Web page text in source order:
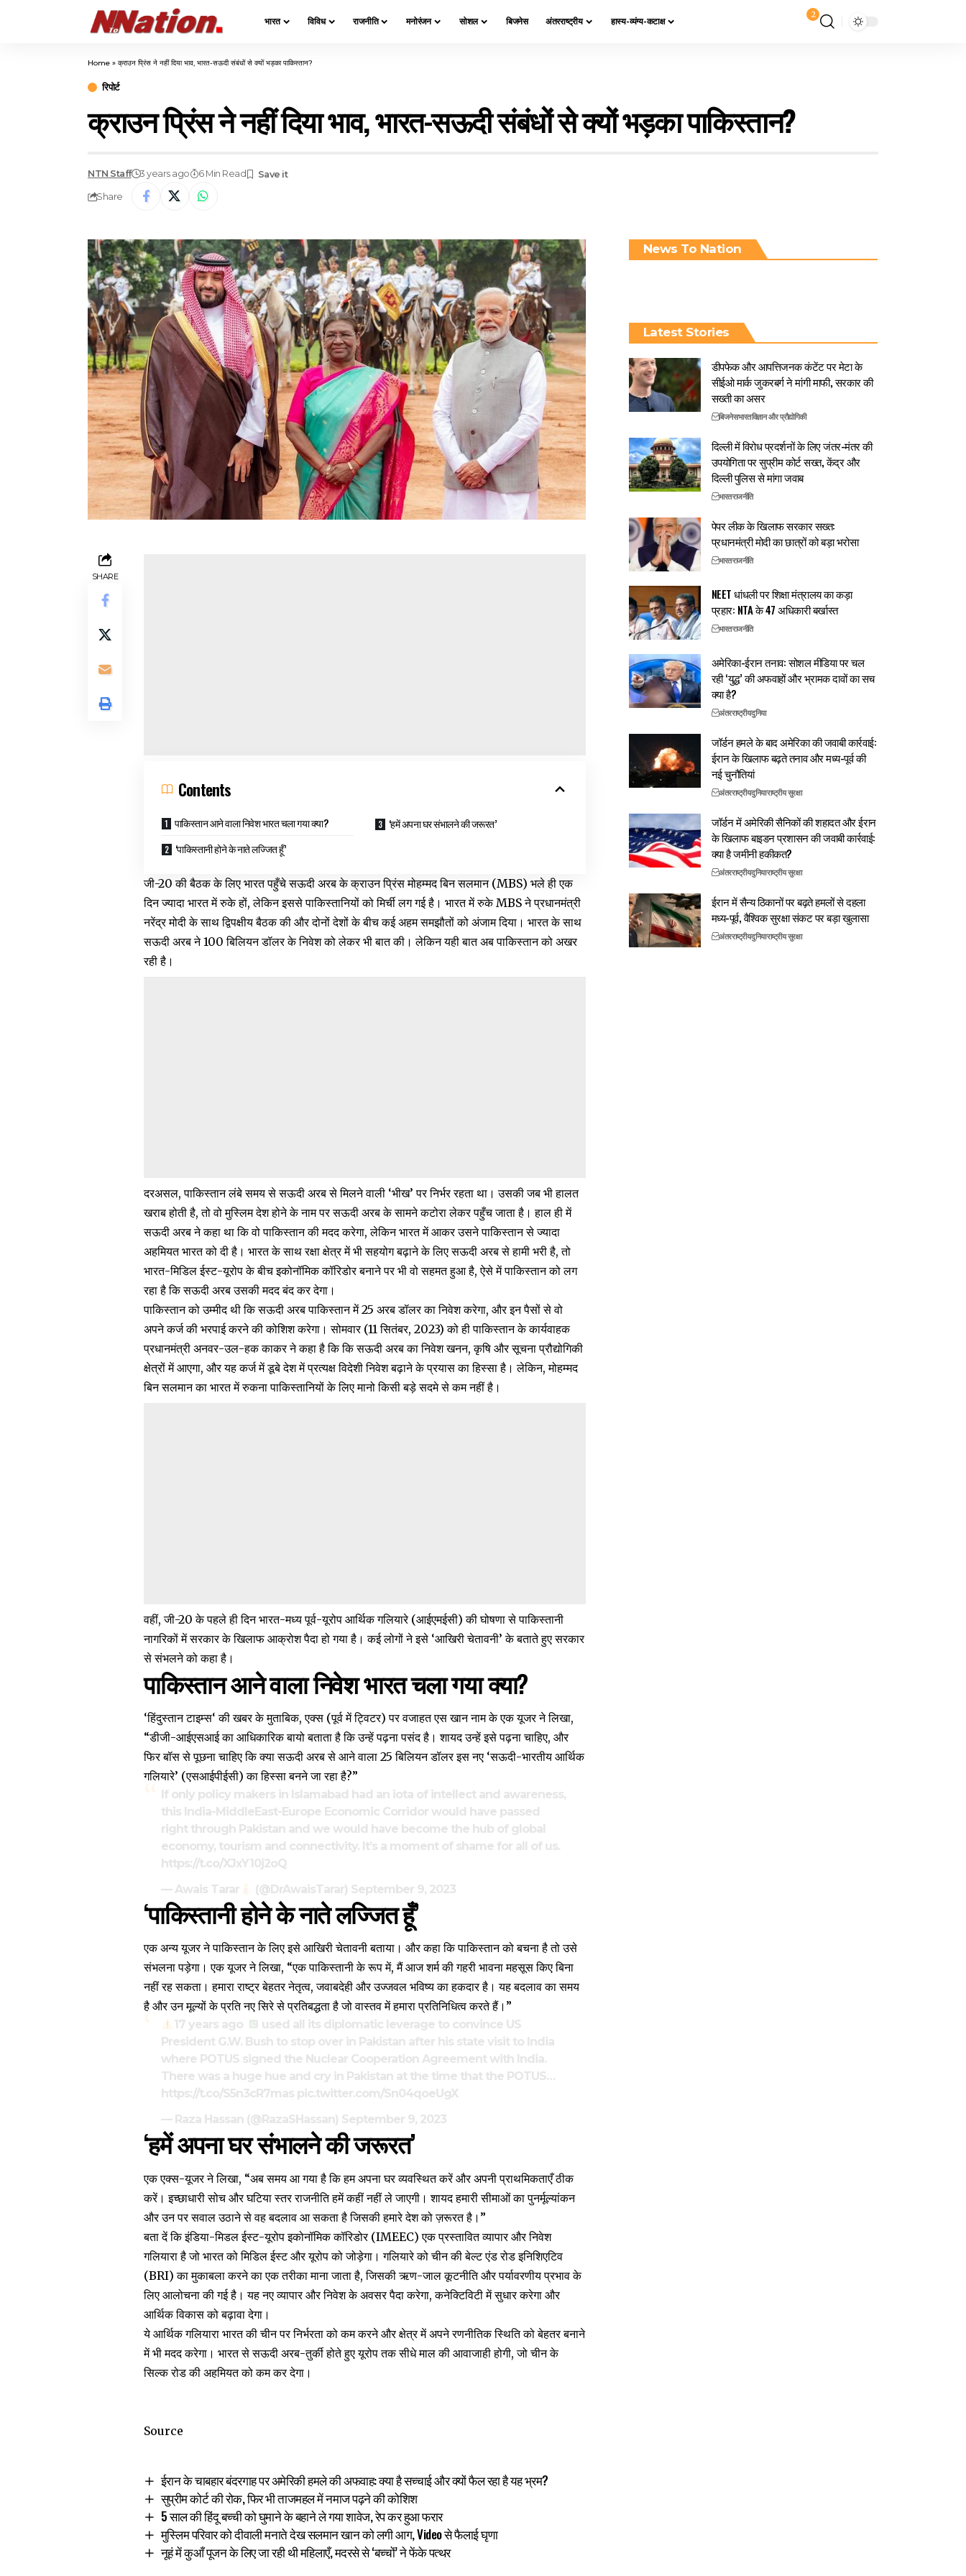
भारत विविध राजनीति मनोरंजन सोशल बिजनेस अंतरराष्ट्रीय हास्य-व्यंग्य-कटाक्ष
2
Home » क्राउन प्रिंस ने नहीं दिया भाव, भारत-सऊदी संबंधों से क्यों भड़का पाकिस्तान?
रिपोर्ट
क्राउन प्रिंस ने नहीं दिया भाव, भारत-सऊदी संबंधों से क्यों भड़का पाकिस्तान?
NTN Staff 3 years ago 6 Min Read
Share
SHARE
Contents
पाकिस्तान आने वाला निवेश भारत चला गया क्या?
‘पाकिस्तानी होने के नाते लज्जित हूँ’
‘हमें अपना घर संभालने की जरूरत’
जी-20 की बैठक के लिए भारत पहुँचे सऊदी अरब के क्राउन प्रिंस मोहम्मद बिन सलमान (MBS) भले ही एक
दिन ज्यादा भारत में रुके हों, लेकिन इससे पाकिस्तानियों को मिर्ची लग गई है। भारत में रुके MBS ने प्रधानमंत्री
नरेंद्र मोदी के साथ द्विपक्षीय बैठक की और दोनों देशों के बीच कई अहम समझौतों को अंजाम दिया। भारत के साथ
सऊदी अरब ने 100 बिलियन डॉलर के निवेश को लेकर भी बात की। लेकिन यही बात अब पाकिस्तान को अखर
रही है।
दरअसल, पाकिस्तान लंबे समय से सऊदी अरब से मिलने वाली ‘भीख’ पर निर्भर रहता था। उसकी जब भी हालत
खराब होती है, तो वो मुस्लिम देश होने के नाम पर सऊदी अरब के सामने कटोरा लेकर पहुँच जाता है। हाल ही में
सऊदी अरब ने कहा था कि वो पाकिस्तान की मदद करेगा, लेकिन भारत में आकर उसने पाकिस्तान से ज्यादा
अहमियत भारत को दी है। भारत के साथ रक्षा क्षेत्र में भी सहयोग बढ़ाने के लिए सऊदी अरब से हामी भरी है, तो
भारत-मिडिल ईस्ट-यूरोप के बीच इकोनॉमिक कॉरिडोर बनाने पर भी वो सहमत हुआ है, ऐसे में पाकिस्तान को लग
रहा है कि सऊदी अरब उसकी मदद बंद कर देगा।
पाकिस्तान को उम्मीद थी कि सऊदी अरब पाकिस्तान में 25 अरब डॉलर का निवेश करेगा, और इन पैसों से वो
अपने कर्ज की भरपाई करने की कोशिश करेगा। सोमवार (11 सितंबर, 2023) को ही पाकिस्तान के कार्यवाहक
प्रधानमंत्री अनवर-उल-हक काकर ने कहा है कि कि सऊदी अरब का निवेश खनन, कृषि और सूचना प्रौद्योगिकी
क्षेत्रों में आएगा, और यह कर्ज में डूबे देश में प्रत्यक्ष विदेशी निवेश बढ़ाने के प्रयास का हिस्सा है। लेकिन, मोहम्मद
बिन सलमान का भारत में रुकना पाकिस्तानियों के लिए मानो किसी बड़े सदमे से कम नहीं है।
वहीं, जी-20 के पहले ही दिन भारत-मध्य पूर्व-यूरोप आर्थिक गलियारे (आईएमईसी) की घोषणा सेपाकिस्तानी
नागरिकों में सरकारके खिलाफ आक्रोश पैदा हो गया है। कई लोगों ने इसे ‘आखिरी चेतावनी’ के बताते हुए सरकार
से संभलने को कहा है।
पाकिस्तान आने वाला निवेश भारत चला गया क्या?
‘हिंदुस्तान टाइम्स‘ की खबर के मुताबिक, एक्स (पूर्व में ट्विटर) पर वजाहत एस खान नाम के एक यूजर ने लिखा,
“डीजी-आईएसआई का आधिकारिक बायो बताता है कि उन्हें पढ़ना पसंद है। शायद उन्हें इसे पढ़ना चाहिए, और
फिर बॉस से पूछना चाहिए कि क्या सऊदी अरब से आने वाला 25 बिलियन डॉलर इस नए ‘सऊदी-भारतीय आर्थिक
गलियारे’ (एसआईपीईसी) का हिस्सा बनने जा रहा है?”
If only policy makers in Islamabad had an iota of intellect and awareness,
this India-MiddleEast-Europe Economic Corridor would have passed
right through Pakistan and we would have become the hub of global
economy, tourism and connectivity. It’s a moment of shame for all of us.
https://t.co/XJxY10j2oQ
— Awais Tarar
(@DrAwaisTarar) September 9, 2023
‘पाकिस्तानी होने के नाते लज्जित हूँ’
एक अन्य यूजर ने पाकिस्तान के लिए इसे आखिरी चेतावनी बताया। और कहा कि पाकिस्तान को बचना है तो उसे
संभलना पड़ेगा। एक यूजर ने लिखा, “एक पाकिस्तानी के रूप में, मैं आज शर्म की गहरी भावना महसूस किए बिना
नहीं रह सकता। हमारा राष्ट्र बेहतर नेतृत्व, जवाबदेही और उज्जवल भविष्य का हकदार है। यह बदलाव का समय
है और उन मूल्यों के प्रति नए सिरे से प्रतिबद्धता है जो वास्तव में हमारा प्रतिनिधित्व करते हैं।”
17 years ago
used all its diplomatic leverage to convince US
President G.W. Bush to stop over in Pakistan after his state visit to India
where POTUS signed the Nuclear Cooperation Agreement with India.
There was a huge hue and cry in Pakistan at the time that the POTUS…
https://t.co/S5n3cR7mas pic.twitter.com/Sn04qoeUgX
— Raza Hassan (@RazaSHassan) September 9, 2023
‘हमें अपना घर संभालने की जरूरत’
एक एक्स-यूजर ने लिखा, “अब समय आ गया है कि हम अपना घर व्यवस्थित करें और अपनी प्राथमिकताएँ ठीक
करें। इच्छाधारी सोच और घटिया स्तर राजनीति हमें कहीं नहीं ले जाएगी। शायद हमारी सीमाओं का पुनर्मूल्यांकन
और उन पर सवाल उठाने से वह बदलाव आ सकता है जिसकी हमारे देश को ज़रूरत है।”
बता दें किइंडिया-मिडल ईस्ट-यूरोप इकोनॉमिक कॉरिडोर(IMEEC) एक प्रस्तावित व्यापार और निवेश
गलियारा है जो भारत को मिडिल ईस्ट और यूरोप को जोड़ेगा। गलियारे को चीन की बेल्ट एंड रोड इनिशिएटिव
(BRI) का मुकाबला करने का एक तरीका माना जाता है, जिसकी ऋण-जाल कूटनीति और पर्यावरणीय प्रभाव के
लिए आलोचना की गई है। यह नए व्यापार और निवेश के अवसर पैदा करेगा, कनेक्टिविटी में सुधार करेगा और
आर्थिक विकास को बढ़ावा देगा।
ये आर्थिक गलियारा भारत की चीन पर निर्भरता को कम करने और क्षेत्र में अपने रणनीतिक स्थिति को बेहतर बनाने
में भी मदद करेगा। भारत से सऊदी अरब-तुर्की होते हुए यूरोप तक सीधे माल की आवाजाही होगी, जो चीन के
सिल्क रोड की अहमियत को कम कर देगा।
Source
ईरान के चाबहार बंदरगाह पर अमेरिकी हमले की अफवाह: क्या है सच्चाई और क्यों फैल रहा है यह भ्रम?
सुप्रीम कोर्ट की रोक, फिर भी ताजमहल में नमाज पढ़ने की कोशिश
5 साल की हिंदू बच्ची को घुमाने के बहाने ले गया शावेज, रेप कर हुआ फरार
मुस्लिम परिवार को दीवाली मनाते देख सलमान खान को लगी आग, Video से फैलाई घृणा
नूहं में कुआँ पूजन के लिए जा रही थी महिलाएँ, मदरसे से ‘बच्चों’ ने फेंके पत्थर
News To Nation
Latest Stories
डीपफेक और आपत्तिजनक कंटेंट पर मेटा के
सीईओ मार्क जुकरबर्ग ने मांगी माफी, सरकार की
सख्ती का असर
बिजनेसभारतविज्ञान और प्रौद्योगिकी
दिल्ली में विरोध प्रदर्शनों के लिए जंतर-मंतर की
उपयोगिता पर सुप्रीम कोर्ट सख्त, केंद्र और
दिल्ली पुलिस से मांगा जवाब
भारतराजनीति
पेपर लीक के खिलाफ सरकार सख्त:
प्रधानमंत्री मोदी का छात्रों को बड़ा भरोसा
भारतराजनीति
NEET धांधली पर शिक्षा मंत्रालय का कड़ा
प्रहार: NTA के 47 अधिकारी बर्खास्त
भारतराजनीति
अमेरिका-ईरान तनाव: सोशल मीडिया पर चल
रही ‘युद्ध’ की अफवाहों और भ्रामक दावों का सच
क्या है?
अंतरराष्ट्रीयदुनिया
जॉर्डन हमले के बाद अमेरिका की जवाबी कार्रवाई:
ईरान के खिलाफ बढ़ते तनाव और मध्य-पूर्व की
नई चुनौतियां
अंतरराष्ट्रीयदुनियाराष्ट्रीय सुरक्षा
जॉर्डन में अमेरिकी सैनिकों की शहादत और ईरान
के खिलाफ बाइडन प्रशासन की जवाबी कार्रवाई:
क्या है जमीनी हकीकत?
अंतरराष्ट्रीयदुनियाराष्ट्रीय सुरक्षा
ईरान में सैन्य ठिकानों पर बढ़ते हमलों से दहला
मध्य-पूर्व, वैश्विक सुरक्षा संकट पर बड़ा खुलासा
अंतरराष्ट्रीयदुनियाराष्ट्रीय सुरक्षा